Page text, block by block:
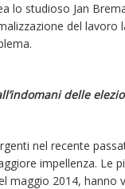
lo studioso Jan
del lavoro
delle
nel recente
impellenza. Le
maggio 2014, hanno